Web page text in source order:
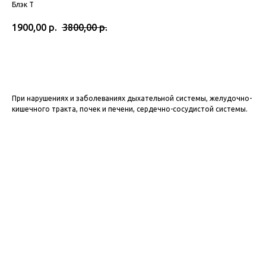
Блэк Т
1900,00 р. 3800,00 р.
При нарушениях и заболеваниях дыхательной системы, желудочно-
кишечного тракта, почек и печени, сердечно-сосудистой системы.